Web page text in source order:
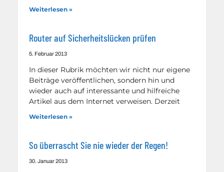
Weiterlesen »
Router auf Sicherheitslücken prüfen
5. Februar 2013
In dieser Rubrik möchten wir nicht nur eigene
Beiträge veröffentlichen, sondern hin und
wieder auch auf interessante und hilfreiche
Artikel aus dem Internet verweisen. Derzeit
Weiterlesen »
So überrascht Sie nie wieder der Regen!
30. Januar 2013